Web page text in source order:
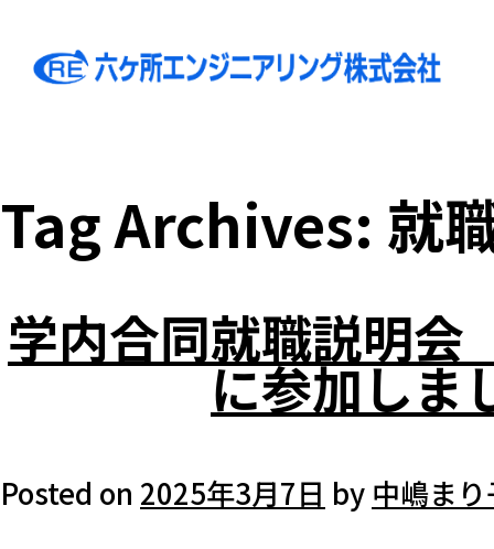
Tag Archives: 就
学内合同就職説明会
に参加しま
Posted on 2025年3月7日 by 中嶋ま